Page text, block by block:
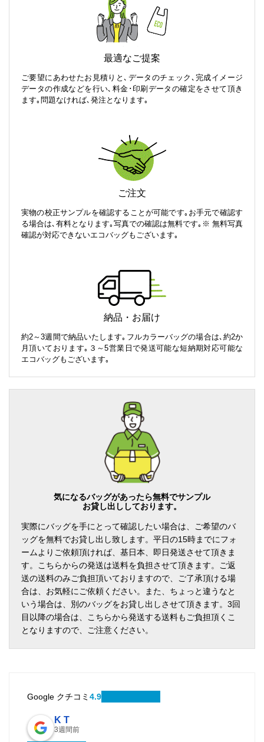
最適なご提案
ご要望にあわせたお見積りと､データのチェック､完成イメージ
データの作成などを行い､料金･印刷データの確定をさせて頂き
ます｡問題なければ､発注となります｡
ご注文
実物の校正サンプルを確認することが可能です｡お手元で確認す
る場合は､有料となります｡写真での確認は無料です｡※ 無料写真
確認が対応できないエコバッグもございます｡
納品・お届け
約2～3週間で納品いたします｡フルカラーバッグの場合は､約2か
月頂いております｡３～5営業日で発送可能な短納期対応可能な
エコバッグもございます｡
気になるバッグがあったら無料でサンプル
お貸し出ししております。
実際にバッグを手にとって確認したい場合は、ご希望のバ
ッグを無料でお貸し出し致します。平日の15時までにフォ
ームよりご依頼頂ければ、基日本、即日発送させて頂きま
す。こちらからの発送は送料を負担させて頂きます。ご返
送の送料のみご負担頂いておりますので、ご了承頂ける場
合は、お気軽にご依頼ください。また、ちょっと違うなと
いう場合は、別のバッグをお貸し出しさせて頂きます。3回
目以降の場合は、こちらから発送する送料もご負担頂くこ
となりますので、ご注意ください。
Google クチコミ 4.9
K T
3週間前